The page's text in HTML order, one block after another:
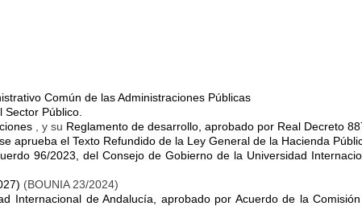
Común de las Administraciones Públicas
Público.
, y su Reglamento de desarrollo, aprobado por Real Decreto
aprueba el Texto Refundido de la Ley General de la Hacienda
96/2023, del Consejo de Gobierno de la Universidad
(BOUNIA 23/2024)
Internacional de Andalucía, aprobado por Acuerdo de la